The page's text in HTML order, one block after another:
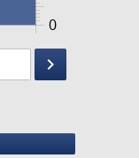
0
1475
keyboard_arrow_right
Suche